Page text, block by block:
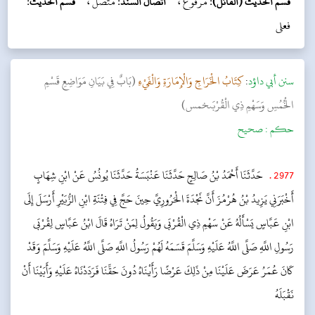
فعلی
سنن أبي داؤد:كِتَابُ الْخَرَاجِ وَالْإِمَارَةِ وَالْفَيْءِ(بَابٌ فِي بَيَانِ مَوَاضِعِ قَسْمِ
الْخُمُسِ وَسَهْمِ ذِي الْقُرْبَىخمس)
حکم :صحیح
2977
. حَدَّثَنَا أَحْمَدُ بْنُ صَالِحٍ حَدَّثَنَا عَنْبَسَةُ حَدَّثَنَا يُونُسُ عَنْ ابْنِ شِهَابٍ
أَخْبَرَنِي يَزِيدُ بْنُ هُرْمُزَ أَنَّ نَجْدَةَ الْحَرُورِيَّ حِينَ حَجَّ فِي فِتْنَةِ ابْنِ الزُّبَيْرِ أَرْسَلَ إِلَى
ابْنِ عَبَّاسٍ يَسْأَلُهُ عَنْ سَهْمِ ذِي الْقُرْبَى وَيَقُولُ لِمَنْ تَرَاهُ قَالَ ابْنُ عَبَّاسٍ لِقُرْبَى
رَسُولِ اللَّهِ صَلَّى اللَّهُ عَلَيْهِ وَسَلَّمَ قَسَمَهُ لَهُمْ رَسُولُ اللَّهِ صَلَّى اللَّهُ عَلَيْهِ وَسَلَّمَ وَقَدْ
كَانَ عُمَرُ عَرَضَ عَلَيْنَا مِنْ ذَلِكَ عَرْضًا رَأَيْنَاهُ دُونَ حَقِّنَا فَرَدَدْنَاهُ عَلَيْهِ وَأَبَيْنَا أَنْ
نَقْبَلَهُ